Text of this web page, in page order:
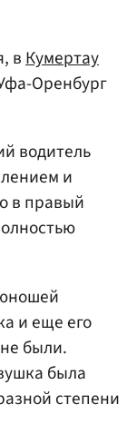
вКумертау
Оренбург
водитель
и
в правый
и еще его
были.
была
степени